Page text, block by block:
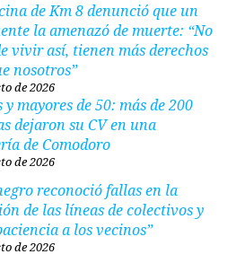
de Km 8 denunció que un
la amenazó de muerte: “No
vivir así, tienen más derechos
nosotros”
de 2026
y mayores de 50: más de 200
dejaron su CV en una
de Comodoro
de 2026
reconoció fallas en la
de las líneas de colectivos y
a los vecinos”
de 2026